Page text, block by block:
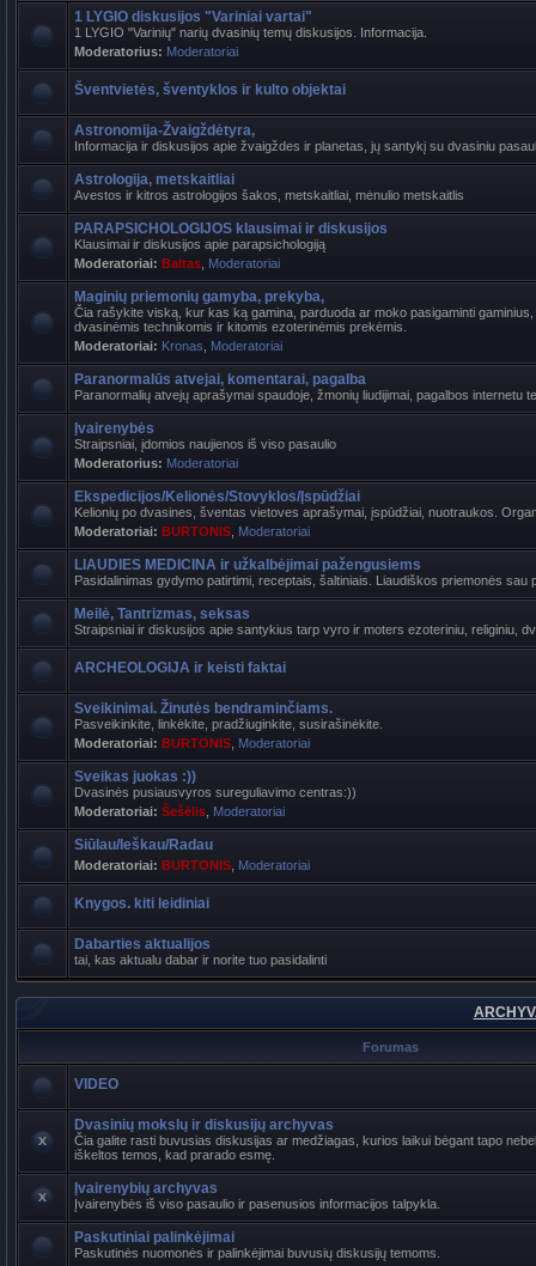
1 LYGIO diskusijos "Variniai vartai"
1 LYGIO "Varinių" narių dvasinių temų diskusijos. Informacija.
Moderatorius: Moderatoriai
Šventvietės, šventyklos ir kulto objektai
Astronomija-Žvaigždėtyra,
Informacija ir diskusijos apie žvaigždes ir planetas, jų santykį su dvasiniu
Astrologija, metskaitliai
Avestos ir kitros astrologijos šakos, metskaitliai, mėnulio metskaitlis
PARAPSICHOLOGIJOS klausimai ir diskusijos
Klausimai ir diskusijos apie parapsichologiją
Moderatoriai: Baltas Moderatoriai
Maginių priemonių gamyba, prekyba,
Čia rašykite viską, kur kas ką gamina, parduoda ar moko pasigaminti
dvasinėmis technikomis ir kitomis ezoterinėmis prekėmis.
Moderatoriai: Kronas Moderatoriai
Paranormalūs atvejai, komentarai, pagalba
Paranormalių atvejų aprašymai spaudoje, žmonių liudijimai, pagalbos internetu
Įvairenybės
Straipsniai, įdomios naujienos iš viso pasaulio
Moderatorius: Moderatoriai
Ekspedicijos/Kelionės/Stovyklos/Įspūdžiai
Kelionių po dvasines, šventas vietoves aprašymai, įspūdžiai, nuotraukos.
Moderatoriai: BURTONIS Moderatoriai
LIAUDIES MEDICINA ir užkalbėjimai pažengusiems
Pasidalinimas gydymo patirtimi, receptais, šaltiniais. Liaudiškos priemonės sau
Meilė, Tantrizmas, seksas
Straipsniai ir diskusijos apie santykius tarp vyro ir moters ezoteriniu, religiniu,
ARCHEOLOGIJA ir keisti faktai
Sveikinimai. Žinutės bendraminčiams.
Pasveikinkite, linkėkite, pradžiuginkite, susirašinėkite.
Moderatoriai: BURTONIS Moderatoriai
Sveikas juokas :))
Dvasinės pusiausvyros sureguliavimo centras:))
Moderatoriai: Šešėlis Moderatoriai
Siūlau/Ieškau/Radau
Moderatoriai: BURTONIS Moderatoriai
Knygos. kiti leidiniai
Dabarties aktualijos
tai, kas aktualu dabar ir norite tuo pasidalinti
Forumas
VIDEO
Dvasinių mokslų ir diskusijų archyvas
Čia galite rasti buvusias diskusijas ar medžiagas, kurios laikui bėgant tapo
iškeltos temos, kad prarado esmę.
Įvairenybių archyvas
Įvairenybės iš viso pasaulio ir pasenusios informacijos talpykla.
Paskutiniai palinkėjimai
Paskutinės nuomonės ir palinkėjimai buvusių diskusijų temoms.